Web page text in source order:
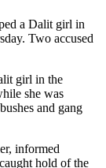
a Dalit girl in
Two accused
girl in the
she was
and gang
informed
hold of the